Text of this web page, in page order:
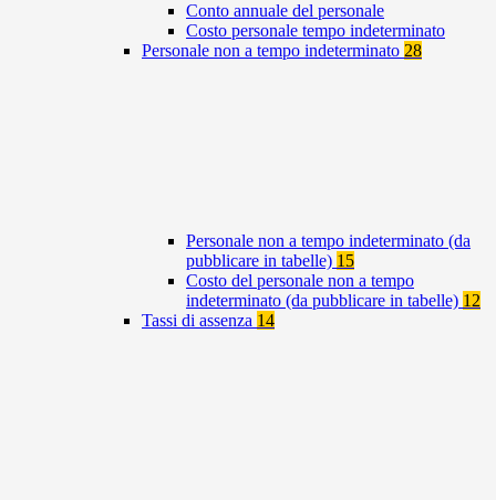
Conto annuale del personale
Costo personale tempo indeterminato
Personale non a tempo indeterminato 28
Personale non a tempo indeterminato (da
pubblicare in tabelle) 15
Costo del personale non a tempo
indeterminato (da pubblicare in tabelle) 12
Tassi di assenza 14